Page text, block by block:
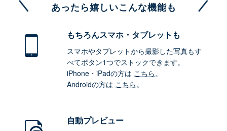
あったら嬉しいこんな機能も
もちろんスマホ・タブレットも
スマホやタブレットから撮影した写真もす
べてボタン1つでストックできます。
iPhone・iPadの方は こちら。
Androidの方は こちら。
自動プレビュー